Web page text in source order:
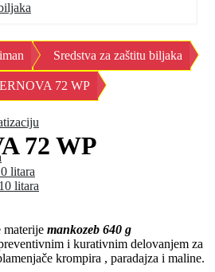
litara
litara
Sredstva za zaštitu biljaka
72 WP
72 WP
materije mankozeb 640 g
i kurativnim delovanjem za
krompira , paradajza i maline.